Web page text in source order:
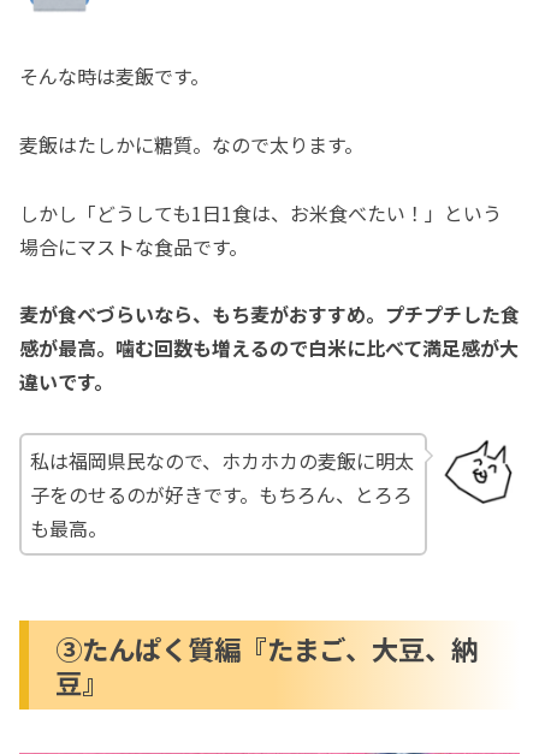
そんな時は麦飯です。
麦飯はたしかに糖質。なので太ります。
しかし「どうしても1日1食は、お米食べたい！」という
場合にマストな食品です。
麦が食べづらいなら、もち麦がおすすめ。プチプチした食
感が最高。噛む回数も増えるので白米に比べて満足感が大
違いです。
私は福岡県民なので、ホカホカの麦飯に明太
子をのせるのが好きです。もちろん、とろろ
も最高。
③たんぱく質編『たまご、大豆、納
豆』